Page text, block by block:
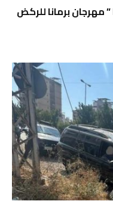
” مهرجان برمانا للركض